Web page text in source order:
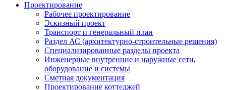
Проектирование
Рабочее проектирование
Эскизный проект
Транспорт и генеральный план
Раздел АС (архитектурно-строительные решения)
Специализированные разделы проекта
Инженерные внутренние и наружные сети,
оборудование и системы
Сметная документация
Проектирование коттеджей